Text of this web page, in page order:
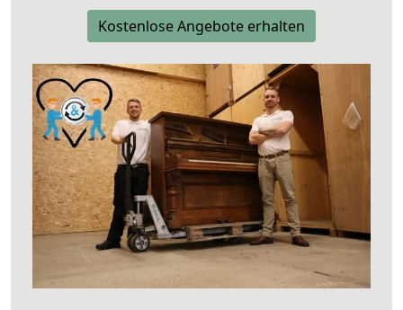
Kostenlose Angebote erhalten